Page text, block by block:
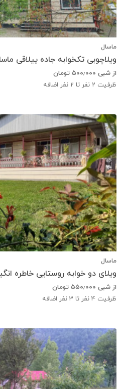
ماسال
ویلاچوبی تکخوابه جاده ییلاقی
از شبی ۵۰۰٫۰۰۰ تومان
ظرفیت 2 نفر تا 2 نفر اضافه
ماسال
ویلای دو خوابه روستایی خاطره
از شبی ۵۵۰٫۰۰۰ تومان
ظرفیت 4 نفر تا 3 نفر اضافه